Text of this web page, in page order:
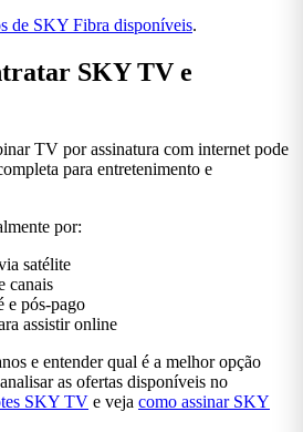
de SKY Fibra disponíveis.
SKY TV e
TV por assinatura com internet pode
para entretenimento e
por:
satélite
canais
e pós-pago
assistir online
e entender qual é a melhor opção
as ofertas disponíveis no
SKY TV e veja como assinar SKY